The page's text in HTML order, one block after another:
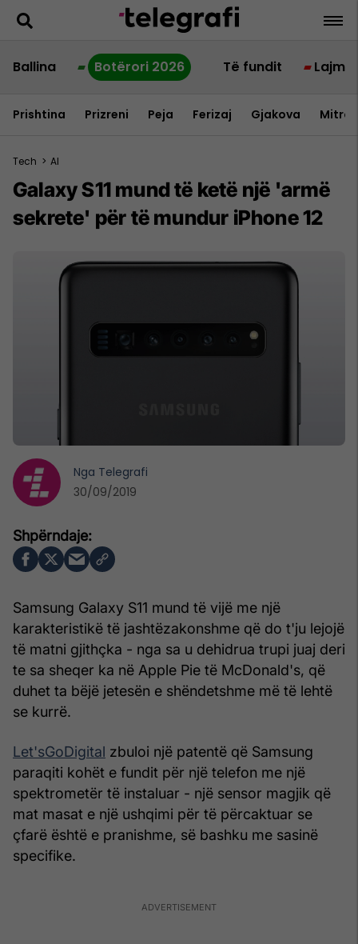
Ballina Botërori 2026 Të fundit Lajme
Prishtina Prizreni Peja Ferizaj Gjakova
Tech > AI
Galaxy S11 mund të ketë një 'armë
sekrete' për të mundur iPhone 12
Samsung Galaxy S11 mund të vijë me një
karakteristikë të jashtëzakonshme që do t'ju lejojë
të matni gjithçka - nga sa u dehidrua trupi juaj deri
te sa sheqer ka në Apple Pie të McDonald's, që
duhet ta bëjë jetesën e shëndetshme më të lehtë
se kurrë.
Let'sGoDigital zbuloi një patentë që Samsung
paraqiti kohët e fundit për një telefon me një
spektrometër të instaluar - një sensor magjik që
mat masat e një ushqimi për të përcaktuar se
çfarë është e pranishme, së bashku me sasinë
specifike.
Nga Telegrafi
30/09/2019